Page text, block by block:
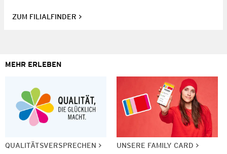
ZUM FILIALFINDER
MEHR ERLEBEN
QUALITÄTSVERSPRECHEN UNSERE FAMILY CARD